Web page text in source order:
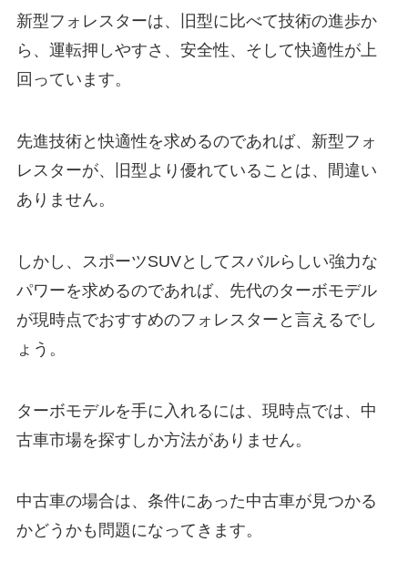
新型フォレスターは、旧型に比べて技術の進歩か
ら、運転押しやすさ、安全性、そして快適性が上
回っています。
先進技術と快適性を求めるのであれば、新型フォ
レスターが、旧型より優れていることは、間違い
ありません。
しかし、スポーツSUVとしてスバルらしい強力な
パワーを求めるのであれば、先代のターボモデル
が現時点でおすすめのフォレスターと言えるでし
ょう。
ターボモデルを手に入れるには、現時点では、中
古車市場を探すしか方法がありません。
中古車の場合は、条件にあった中古車が見つかる
かどうかも問題になってきます。